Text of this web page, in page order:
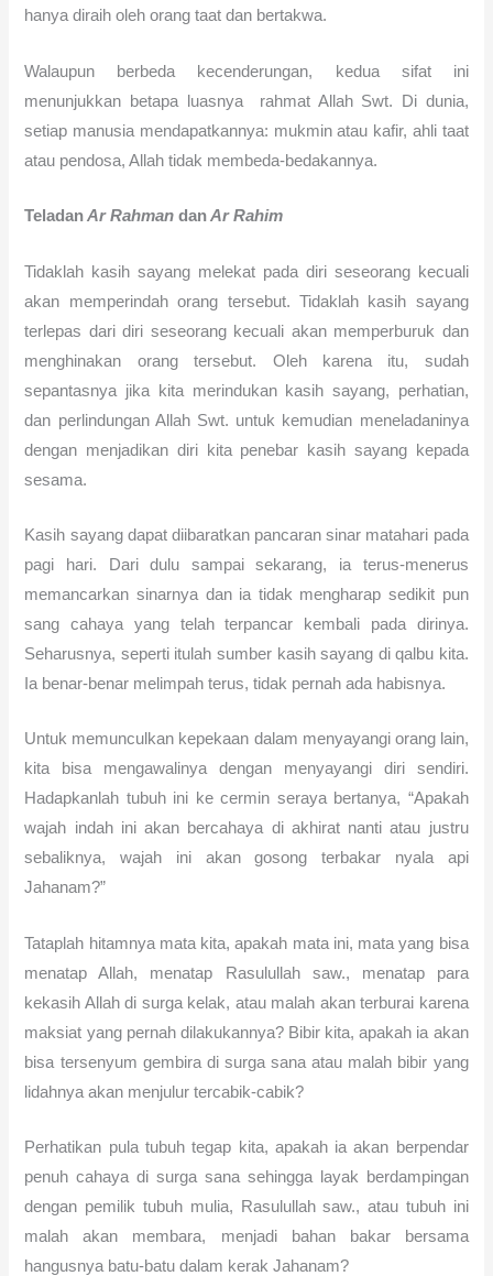
hanya diraih oleh orang taat dan bertakwa.
Walaupun berbeda kecenderungan, kedua sifat ini
menunjukkan betapa luasnya rahmat Allah Swt. Di dunia,
setiap manusia mendapatkannya: mukmin atau kafir, ahli taat
atau pendosa, Allah tidak membeda-bedakannya.
Teladan Ar Rahmandan Ar Rahim
Tidaklah kasih sayang melekat pada diri seseorang kecuali
akan memperindah orang tersebut. Tidaklah kasih sayang
terlepas dari diri seseorang kecuali akan memperburuk dan
menghinakan orang tersebut. Oleh karena itu, sudah
sepantasnya jika kita merindukan kasih sayang, perhatian,
dan perlindungan Allah Swt. untuk kemudian meneladaninya
dengan menjadikan diri kita penebar kasih sayang kepada
sesama.
Kasih sayang dapat diibaratkan pancaran sinar matahari pada
pagi hari. Dari dulu sampai sekarang, ia terus-menerus
memancarkan sinarnya dan ia tidak mengharap sedikit pun
sang cahaya yang telah terpancar kembali pada dirinya.
Seharusnya, seperti itulah sumber kasih sayang di qalbu kita.
Ia benar-benar melimpah terus, tidak pernah ada habisnya.
Untuk memunculkan kepekaan dalam menyayangi orang lain,
kita bisa mengawalinya dengan menyayangi diri sendiri.
Hadapkanlah tubuh ini ke cermin seraya bertanya, “Apakah
wajah indah ini akan bercahaya di akhirat nanti atau justru
sebaliknya, wajah ini akan gosong terbakar nyala api
Jahanam?”
Tataplah hitamnya mata kita, apakah mata ini, mata yang bisa
menatap Allah, menatap Rasulullah saw., menatap para
kekasih Allah di surga kelak, atau malah akan terburai karena
maksiat yang pernah dilakukannya? Bibir kita, apakah ia akan
bisa tersenyum gembira di surga sana atau malah bibir yang
lidahnya akan menjulur tercabik-cabik?
Perhatikan pula tubuh tegap kita, apakah ia akan berpendar
penuh cahaya di surga sana sehingga layak berdampingan
dengan pemilik tubuh mulia, Rasulullah saw., atau tubuh ini
malah akan membara, menjadi bahan bakar bersama
hangusnya batu-batu dalam kerak Jahanam?